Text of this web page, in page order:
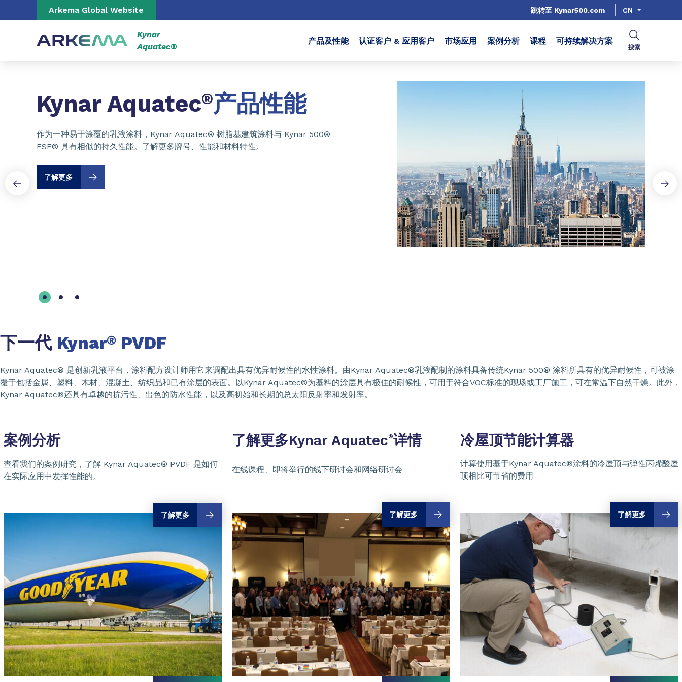
Go to content Go to navigation
Arkema Global Website 跳转至 Kynar500.com CN
Kynar
Aquatec®
产品及性能 认证客户 & 应用客户 市场应用 案例分析 课程 可持续解决方案
搜索
Kynar Aquatec®产品性能
作为一种易于涂覆的乳液涂料，Kynar Aquatec® 树脂基建筑涂料与 Kynar 500®
FSF® 具有相似的持久性能。了解更多牌号、性能和材料特性。
了解更多
下一代 Kynar® PVDF
Kynar Aquatec® 是创新乳液平台，涂料配方设计师用它来调配出具有优异耐候性的水性涂料。由Kynar Aquatec®乳液配制的涂料具备传统Kynar 500® 涂料所具有的优异耐候性，可被涂
覆于包括金属、塑料、木材、混凝土、纺织品和已有涂层的表面。以Kynar Aquatec®为基料的涂层具有极佳的耐候性，可用于符合VOC标准的现场或工厂施工，可在常温下自然干燥。此外，
Kynar Aquatec®还具有卓越的抗污性、出色的防水性能，以及高初始和长期的总太阳反射率和发射率。
案例分析
查看我们的案例研究，了解 Kynar Aquatec® PVDF 是如何
在实际应用中发挥性能的。
了解更多
了解更多Kynar Aquatec®详情
在线课程、即将举行的线下研讨会和网络研讨会
了解更多
冷屋顶节能计算器
计算使用基于Kynar Aquatec®涂料的冷屋顶与弹性丙烯酸屋
顶相比可节省的费用
了解更多